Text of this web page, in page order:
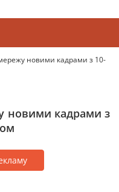
новими кадрами з 10-
новими кадрами з